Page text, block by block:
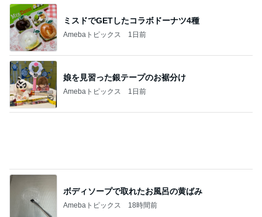
Amebaトピックス
記事を読む